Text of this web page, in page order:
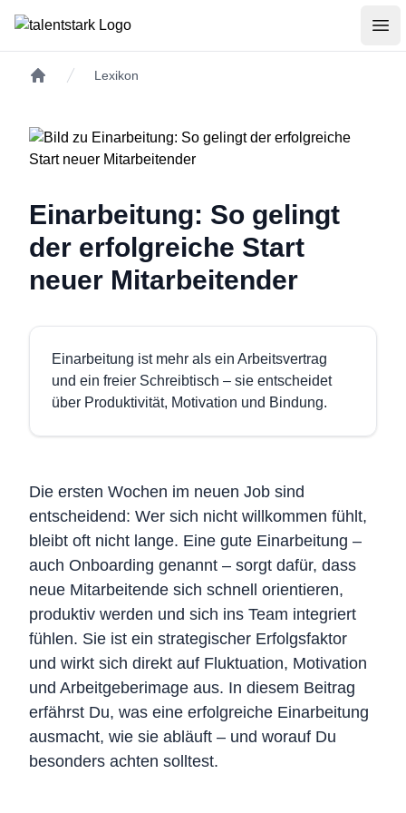
talentstark
Lexikon
Einarbeitung: So gelingt
der erfolgreiche Start
neuer Mitarbeitender
Einarbeitung ist mehr als ein Arbeitsvertrag
und ein freier Schreibtisch – sie entscheidet
über Produktivität, Motivation und Bindung.
Die ersten Wochen im neuen Job sind
entscheidend: Wer sich nicht willkommen fühlt,
bleibt oft nicht lange. Eine gute Einarbeitung –
auch Onboarding genannt – sorgt dafür, dass
neue Mitarbeitende sich schnell orientieren,
produktiv werden und sich ins Team integriert
fühlen. Sie ist ein strategischer Erfolgsfaktor
und wirkt sich direkt auf Fluktuation, Motivation
und Arbeitgeberimage aus. In diesem Beitrag
erfährst Du, was eine erfolgreiche Einarbeitung
ausmacht, wie sie abläuft – und worauf Du
besonders achten solltest.